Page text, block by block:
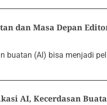
dan Masa Depan
buatan (AI) bisa menjadi
AI, Kecerdasan